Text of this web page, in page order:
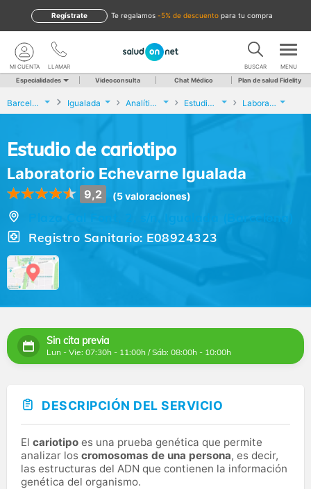
te regalamos -5% de descuento para tu compra
Regístrate
LLAMAR
MI CUENTA BUSCAR MENU
Especialidades Videoconsulta Chat Médico Plan de salud Fidelity
Barcelona Igualada Analíticas y Genética Estudio de cariotipo Laboratorio Echevarne Igualada
Estudio de cariotipo
Laboratorio Echevarne Igualada
9,2 (5 valoraciones)
Plaza Cal Font, 2, s/n, Igualada (Barcelona)
Registro Sanitario: E08924323
Sin cita previa
Lun - Vie: 07:30h - 11:00h / Sáb: 08:00h - 10:00h
DESCRIPCIÓN DEL SERVICIO
El cariotipo es una prueba genética que permite
analizar los cromosomas de una persona, es decir,
las estructuras del ADN que contienen la información
genética del organismo.